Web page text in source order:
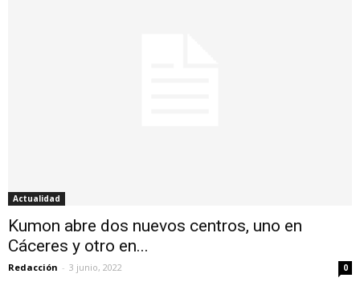
Actualidad
Kumon abre dos nuevos centros, uno en
Cáceres y otro en...
Redacción - 3 junio, 2022 0